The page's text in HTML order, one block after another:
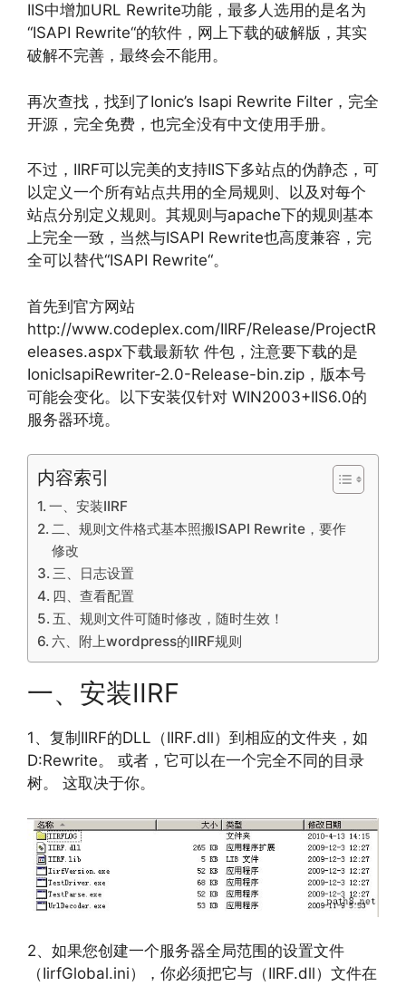
IIS中增加URL Rewrite功能，最多人选用的是名为
“ISAPI Rewrite“的软件，网上下载的破解版，其实
破解不完善，最终会不能用。
再次查找，找到了Ionic’s Isapi Rewrite Filter，完全
开源，完全免费，也完全没有中文使用手册。
不过，IIRF可以完美的支持IIS下多站点的伪静态，可
以定义一个所有站点共用的全局规则、以及对每个
站点分别定义规则。其规则与apache下的规则基本
上完全一致，当然与ISAPI Rewrite也高度兼容，完
全可以替代“ISAPI Rewrite“。
首先到官方网站
http://www.codeplex.com/IIRF/Release/ProjectR
eleases.aspx下载最新软 件包，注意要下载的是
IonicIsapiRewriter-2.0-Release-bin.zip，版本号
可能会变化。以下安装仅针对 WIN2003+IIS6.0的
服务器环境。
内容索引
一、安装IIRF
二、规则文件格式基本照搬ISAPI Rewrite，要作
修改
三、日志设置
四、查看配置
五、规则文件可随时修改，随时生效！
六、附上wordpress的IIRF规则
一、安装IIRF
1、复制IIRF的DLL（IIRF.dll）到相应的文件夹，如
D:Rewrite。 或者，它可以在一个完全不同的目录
树。 这取决于你。
2、如果您创建一个服务器全局范围的设置文件
（IirfGlobal.ini），你必须把它与（IIRF.dll）文件在